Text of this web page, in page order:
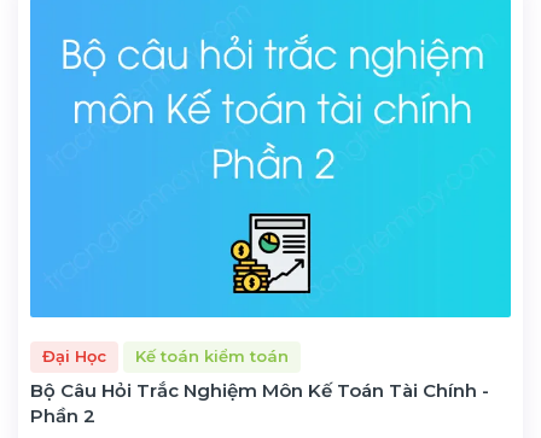
Đại Học Kế toán kiểm toán
Bộ Câu Hỏi Trắc Nghiệm Môn Kế Toán Tài Chính -
Phần 2